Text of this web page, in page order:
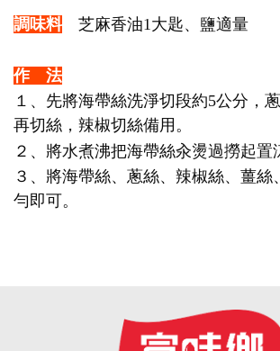
調味料 芝麻香油1大匙、鹽適量
作 法
１、先將海帶絲洗淨切段約5公分，
再切絲，辣椒切絲備用。
２、將水煮沸把海帶絲汆燙過撈起置
３、 將海帶絲、蔥絲、辣椒絲、薑絲
勻即可。